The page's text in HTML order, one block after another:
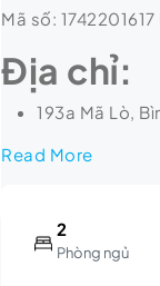
Mã số:
Địa chỉ:
193a Mã Lò,
Read More
2
Phòng ngủ